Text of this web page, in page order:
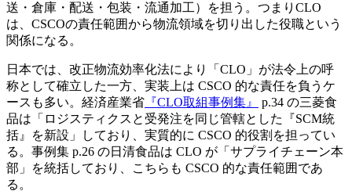
送・倉庫・配送・包装・流通加工）を担う。つまりCLO
は、CSCOの責任範囲から物流領域を切り出した役職という
関係になる。
日本では、改正物流効率化法により「CLO」が法令上の呼
称として確立した一方、実装上は CSCO 的な責任を負うケ
ースも多い。経済産業省 『CLO取組事例集』
p.34 の三菱食
品は「ロジスティクスと受発注を同じ管轄とした『SCM統
括』を新設」しており、実質的に CSCO 的役割を担ってい
る。事例集 p.26 の日清食品は CLO が「サプライチェーン本
部」を統括しており、こちらも CSCO 的な責任範囲であ
る。